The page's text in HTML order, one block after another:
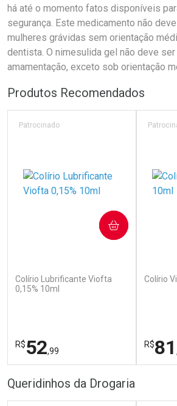
há até o momento fatos disponíveis
segurança. Este medicamento não
mulheres grávidas sem orientação
dentista. O nimesulida gel não deve
amamentação, exceto sob orientação
Produtos Recomendados
Colírio Lubrificante Viofta
0,15% 10ml
Patrocinado
R$52,99
COMPRAR
Colírio
R$81
Queridinhos da Drogaria